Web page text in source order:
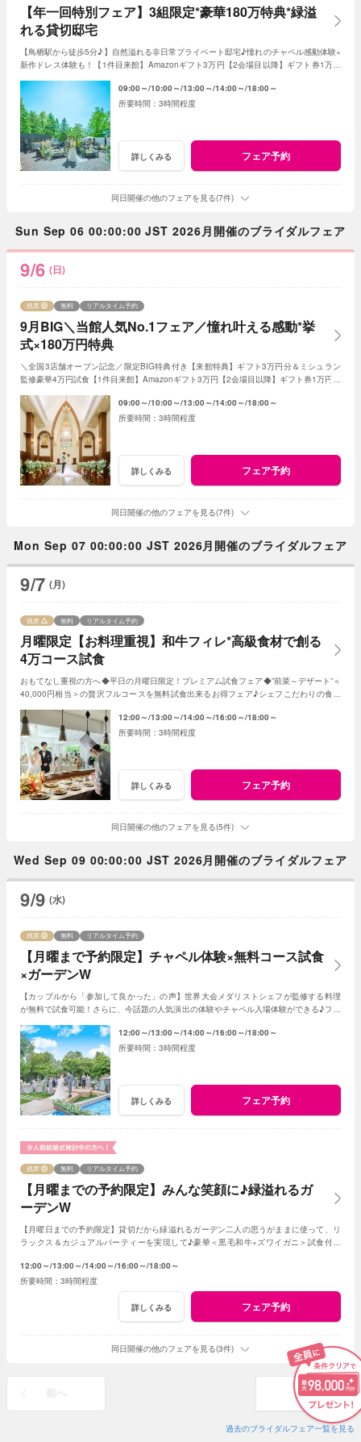
【年一回特別フェア】3組限定*豪華180万特典*緑溢
れる貸切邸宅
【鳥栖駅から徒歩5分♪】自然溢れる非日常プライベート邸宅♪憧れのチャペル感動体験×
新作ドレス体験も！【1件目来館】Amazonギフト3万円【2会場目以降】ギフト券1万円
09:00～ 10:00～ 13:00～ 14:00～ 18:00～
3時間程度
詳しくみる フェア予約
同日開催の他のフェアを見る(7件)
Sun Sep 06 00:00:00 JST 2026月開催のブライダルフェア
9/6 (日)
9月BIG＼当館人気No.1フェア／憧れ叶える感動*挙
式×180万円特典
残席 無料 リアルタイム予約
＼全国3店舗オープン記念／限定BIG特典付き【来館特典】ギフト3万円分＆ミシュラン
監修豪華4万円試食【1件目来館】Amazonギフト3万円【2会場目以降】ギフト券1万円プ
09:00～ 10:00～ 13:00～ 14:00～ 18:00～
3時間程度
詳しくみる フェア予約
同日開催の他のフェアを見る(7件)
Mon Sep 07 00:00:00 JST 2026月開催のブライダルフェア
9/7 (月)
月曜限定【お料理重視】和牛フィレ*高級食材で創る
4万コース試食
残席 無料 リアルタイム予約
おもてなし重視の方へ◆平日の月曜日限定！プレミアム試食フェア◆”前菜～デザート”＜
40,000円相当＞の贅沢フルコースを無料試食出来るお得フェア♪シェフこだわりの食材
12:00～ 13:00～ 14:00～ 16:00～ 18:00～
3時間程度
詳しくみる フェア予約
同日開催の他のフェアを見る(5件)
Wed Sep 09 00:00:00 JST 2026月開催のブライダルフェア
9/9 (水)
【月曜まで予約限定】チャペル体験×無料コース試食
×ガーデンW
残席 無料 リアルタイム予約
【カップルから「参加して良かった」の声】世界大会メダリストシェフが監修する料理
が無料で試食可能！さらに、今話題の人気演出の体験やチャペル入場体験ができる♪フェ
12:00～ 13:00～ 14:00～ 16:00～ 18:00～
3時間程度
詳しくみる フェア予約
【月曜までの予約限定】みんな笑顔に♪緑溢れるガ
ーデンW
残席 無料 リアルタイム予約
【月曜日までの予約限定】貸切だから緑溢れるガーデン二人の思うがままに使って、リ
ラックス＆カジュアルパーティーを実現して♪豪華＜黒毛和牛×ズワイガニ＞試食付き
12:00～ 13:00～ 14:00～ 16:00～ 18:00～
3時間程度
詳しくみる フェア予約
同日開催の他のフェアを見る(3件)
前へ 次へ
過去のブライダルフェア一覧を見る